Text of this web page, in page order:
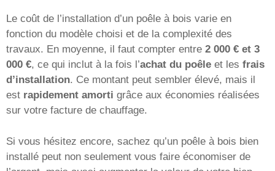
Le coût de l’installation d’un poêle à bois varie en
fonction du modèle choisi et de la complexité des
travaux. En moyenne, il faut compter entre 2 000 € et 3
000 €, ce qui inclut à la fois l’achat du poêle et les frais
d’installation. Ce montant peut sembler élevé, mais il
est rapidement amorti grâce aux économies réalisées
sur votre facture de chauffage.
Si vous hésitez encore, sachez qu’un poêle à bois bien
installé peut non seulement vous faire économiser de